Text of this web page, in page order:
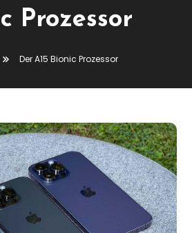
Prozessor
Der A15 Bionic Prozessor